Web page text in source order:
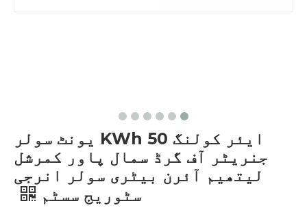
ایئر کولنگ 50 KWh یونٹ سولر
جنریٹر آف گرڈ سمال پاور کمرشل
لیتھیم آئرن بیٹری سولر انرجی
سٹوریج سسٹم